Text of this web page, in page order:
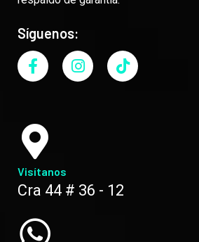
Síguenos:
Visítanos
Cra 44 # 36 - 12